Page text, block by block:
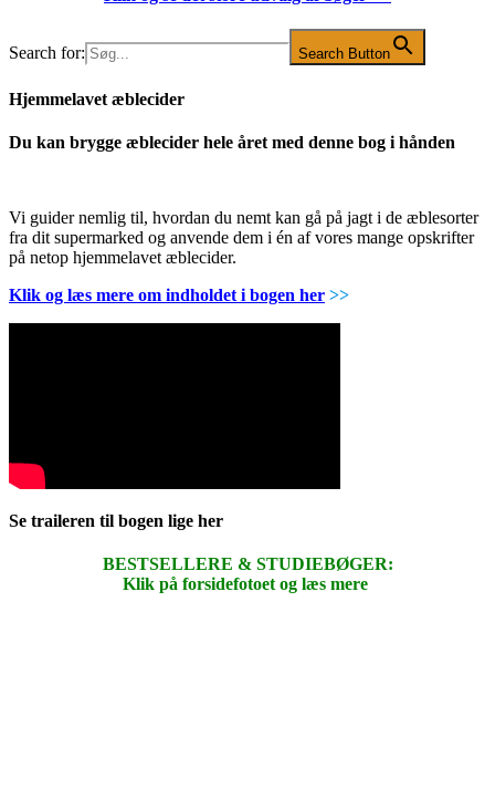
Search for: Search Button
Hjemmelavet æblecider
Du kan brygge æblecider hele året med denne bog i hånden
Vi guider nemlig til, hvordan du nemt kan gå på jagt i de æblesorter
fra dit supermarked og anvende dem i én af vores mange opskrifter
på netop hjemmelavet æblecider.
Klik og læs mere om indholdet i bogen her >>
Se traileren til bogen lige her
BESTSELLERE & STUDIEBØGER:
Klik på forsidefotoet og læs mere